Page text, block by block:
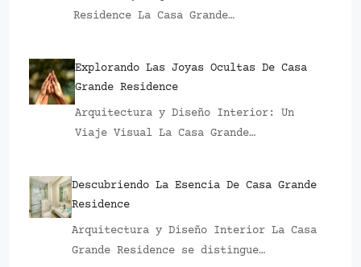
Residence La Casa Grande…
Explorando Las Joyas Ocultas De Casa
Grande Residence
Arquitectura y Diseño Interior: Un
Viaje Visual La Casa Grande…
Descubriendo La Esencia De Casa Grande
Residence
Arquitectura y Diseño Interior La Casa
Grande Residence se distingue…